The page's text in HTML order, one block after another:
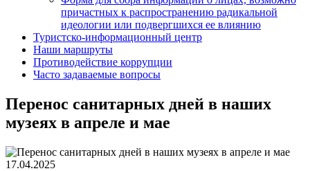
причастных к распространению радикальной
идеологии или подвергшихся ее влиянию
Туристско-информационный центр
Наши маршруты
Противодействие коррупции
Часто задаваемые вопросы
Перенос санитарных дней в наших
музеях в апреле и мае
17.04.2025